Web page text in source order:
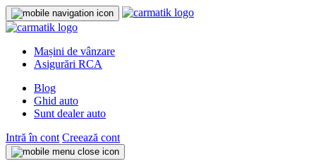
Mașini de vânzare
Asigurări RCA
Blog
Ghid auto
Sunt dealer auto
Intră în cont Creează cont